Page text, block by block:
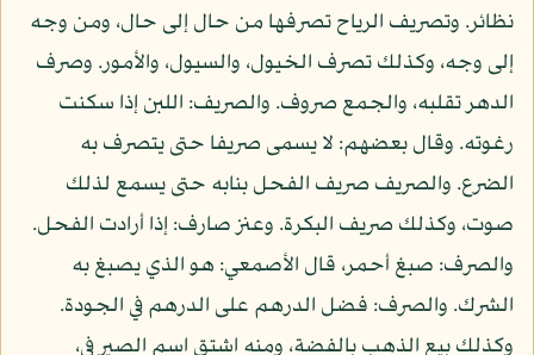
نظائر. وتصريف الرياح تصرفها من حال إلى حال، ومن وجه
إلى وجه، وكذلك تصرف الخيول، والسيول، والأمور. وصرف
الدهر تقلبه، والجمع صروف. والصريف: اللبن إذا سكنت
رغوته. وقال بعضهم: لا يسمى صريفا حتى يتصرف به
الضرع. والصريف صريف الفحل بنابه حتى يسمع لذلك
صوت، وكذلك صريف البكرة. وعنز صارف: إذا أرادت الفحل.
والصرف: صبغ أحمر، قال الأصمعي: هو الذي يصبغ به
الشرك. والصرف: فضل الدرهم على الدرهم في الجودة.
وكذلك بيع الذهب بالفضة، ومنه اشتق اسم الصير في،